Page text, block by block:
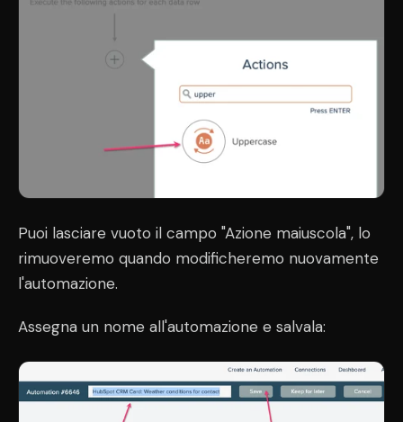
Puoi lasciare vuoto il campo "Azione maiuscola", lo
rimuoveremo quando modificheremo nuovamente
l'automazione.
Assegna un nome all'automazione e salvala: